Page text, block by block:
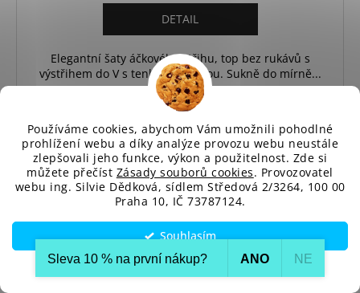
Používáme cookies, abychom Vám umožnili pohodlné
prohlížení webu a díky analýze provozu webu neustále
zlepšovali jeho funkce, výkon a použitelnost. Zde si
můžete přečíst Zásady souborů cookies. Provozovatel
webu ing. Silvie Dědková, sídlem Středová 2/3264, 100 00
Praha 10, IČ 73787124.
Souhlasím
Nastavení
DETAIL
Elegantní šaty áčkového střihu, top bez rukávů s
výstřihem do V s tenkou vázačkou. Sukně do mírně...
S M L XL XXL
SLEVA
Sleva 10 % na první nákup?​ ANO NE